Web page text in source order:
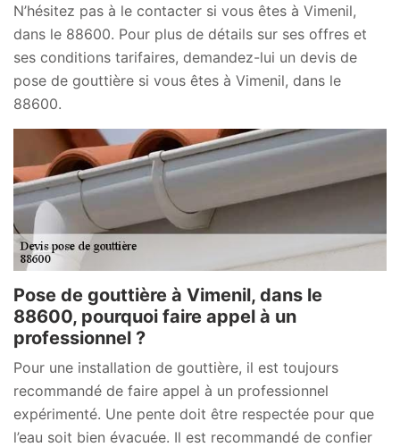
N’hésitez pas à le contacter si vous êtes à Vimenil,
dans le 88600. Pour plus de détails sur ses offres et
ses conditions tarifaires, demandez-lui un devis de
pose de gouttière si vous êtes à Vimenil, dans le
88600.
Pose de gouttière à Vimenil, dans le
88600, pourquoi faire appel à un
professionnel ?
Pour une installation de gouttière, il est toujours
recommandé de faire appel à un professionnel
expérimenté. Une pente doit être respectée pour que
l’eau soit bien évacuée. Il est recommandé de confier